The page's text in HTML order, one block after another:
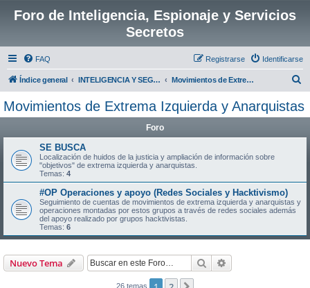
Foro de Inteligencia, Espionaje y Servicios
Secretos
FAQ Identificarse
Registrarse
Índice general INTELIGENCIA Y SEGURIDAD EN ESPAÑA: Movimientos de Extrema Izquierda y Anarquistas
s
Movimientos de Extrema Izquierda y Anarquistas
Foro
SE BUSCA
Localización de huidos de la justicia y ampliación de información sobre
"objetivos" de extrema izquierda y anarquistas.
Temas: 4
#OP Operaciones y apoyo (Redes Sociales y Hacktivismo)
Seguimiento de cuentas de movimientos de extrema izquierda y anarquistas y
operaciones montadas por estos grupos a través de redes sociales además
del apoyo realizado por grupos hacktivistas.
Temas: 6
Nuevo Tema Buscar
26 temas